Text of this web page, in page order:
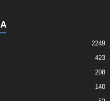
2249
423
208
140